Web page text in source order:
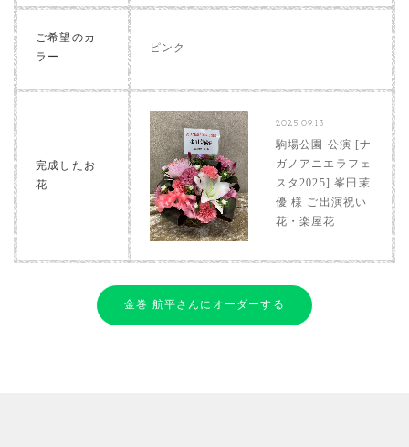
ご希望のカ
ラー
ピンク
完成したお
花
2025.09.13
駒場公園 公演 [ナ
ガノアニエラフェ
スタ2025] 峯田茉
優 様 ご出演祝い
花・楽屋花
金巻 航平さんにオーダーする